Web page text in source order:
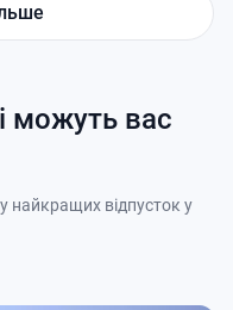
можуть вас
найкращих відпусток у